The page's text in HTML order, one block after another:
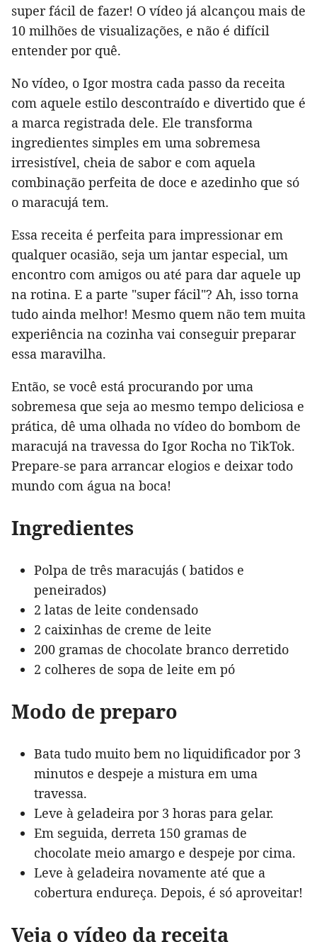
super fácil de fazer! O vídeo já alcançou mais de
10 milhões de visualizações, e não é difícil
entender por quê.
No vídeo, o Igor mostra cada passo da receita
com aquele estilo descontraído e divertido que é
a marca registrada dele. Ele transforma
ingredientes simples em uma sobremesa
irresistível, cheia de sabor e com aquela
combinação perfeita de doce e azedinho que só
o maracujá tem.
Essa receita é perfeita para impressionar em
qualquer ocasião, seja um jantar especial, um
encontro com amigos ou até para dar aquele up
na rotina. E a parte "super fácil"? Ah, isso torna
tudo ainda melhor! Mesmo quem não tem muita
experiência na cozinha vai conseguir preparar
essa maravilha.
Então, se você está procurando por uma
sobremesa que seja ao mesmo tempo deliciosa e
prática, dê uma olhada no vídeo do bombom de
maracujá na travessa do Igor Rocha no TikTok.
Prepare-se para arrancar elogios e deixar todo
mundo com água na boca!
Ingredientes
Polpa de três maracujás ( batidos e
peneirados)
2 latas de leite condensado
2 caixinhas de creme de leite
200 gramas de chocolate branco derretido
2 colheres de sopa de leite em pó
Modo de preparo
Bata tudo muito bem no liquidificador por 3
minutos e despeje a mistura em uma
travessa.
Leve à geladeira por 3 horas para gelar.
Em seguida, derreta 150 gramas de
chocolate meio amargo e despeje por cima.
Leve à geladeira novamente até que a
cobertura endureça. Depois, é só aproveitar!
Veja o vídeo da receita